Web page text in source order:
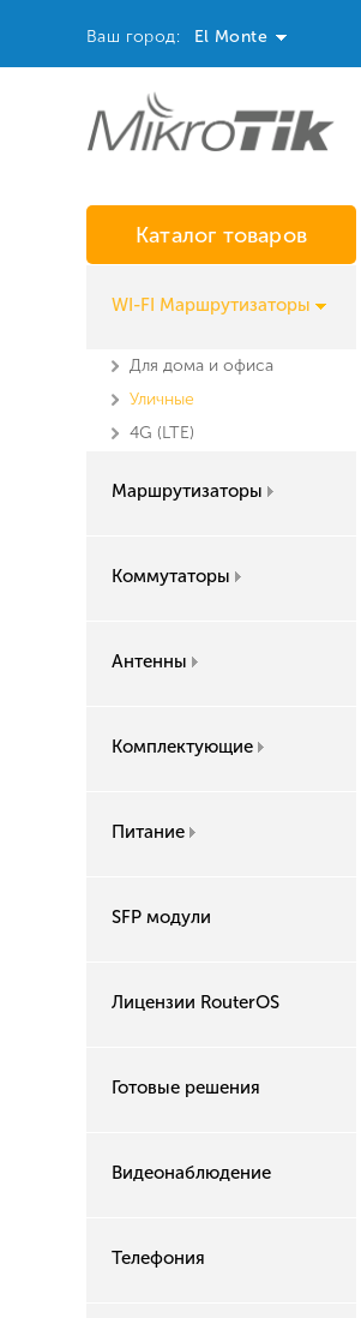
Ваш город: El Monte
Каталог товаров
WI-FI Маршрутизаторы
Для дома и офиса
Уличные
4G (LTE)
Маршрутизаторы
Коммутаторы
Антенны
Комплектующие
Питание
SFP модули
Лицензии RouterOS
Готовые решения
Видеонаблюдение
Телефония